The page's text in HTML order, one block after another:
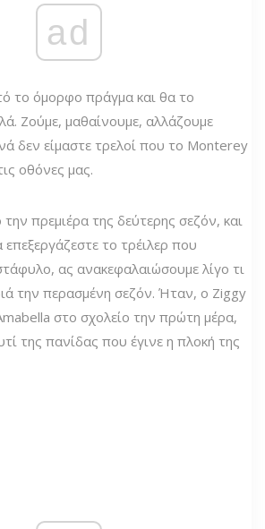
ad
το όμορφο πράγμα και θα το
Ζούμε, μαθαίνουμε, αλλάζουμε
δεν είμαστε τρελοί που το Monterey
οθόνες μας.
πρεμιέρα της δεύτερης σεζόν, και
επεξεργάζεστε το τρέιλερ που
ας ανακεφαλαιώσουμε λίγο τι
την περασμένη σεζόν. Ήταν, ο Ziggy
στο σχολείο την πρώτη μέρα,
της πανίδας που έγινε η πλοκή της